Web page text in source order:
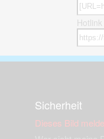
Hotlink
Sicherheit
Dieses Bild